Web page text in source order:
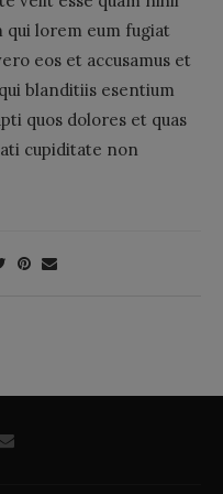
qui lorem eum fugiat
eos et accusamus et
blanditiis esentium
quos dolores et quas
cupiditate non